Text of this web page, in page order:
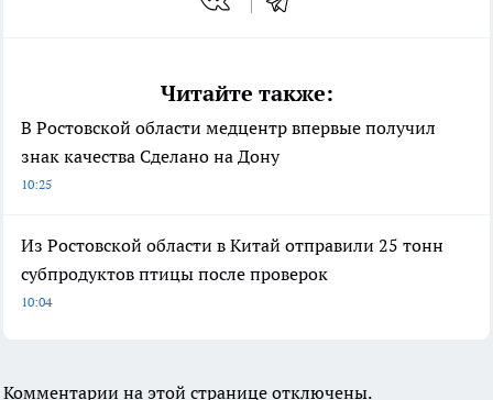
Читайте также:
В Ростовской области медцентр впервые получил
знак качества Сделано на Дону
10:25
Из Ростовской области в Китай отправили 25 тонн
субпродуктов птицы после проверок
10:04
Комментарии на этой странице отключены.